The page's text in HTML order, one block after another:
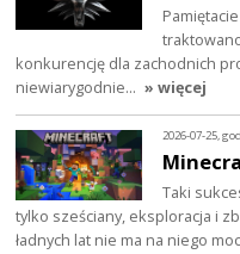
konkurencję dla zachodnich
niewiarygodnie… » więcej
2026-07-25,
Taki
tylko sześciany, eksploracja i
ładnych lat nie ma na niego